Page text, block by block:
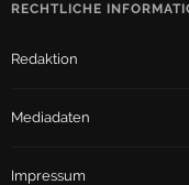
RECHTLICHE
Redaktion
Mediadaten
Impressum